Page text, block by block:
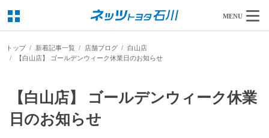
MENU
トップ 新着記事一覧 店舗ブログ
白山店
【白山店】 ゴールデンウィーク休業日のお知らせ
【白山店】 ゴールデンウィーク休業
日のお知らせ